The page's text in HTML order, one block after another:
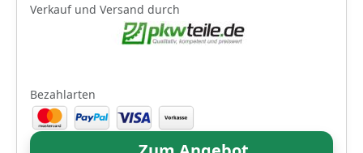
Verkauf und Versand durch
Bezahlarten